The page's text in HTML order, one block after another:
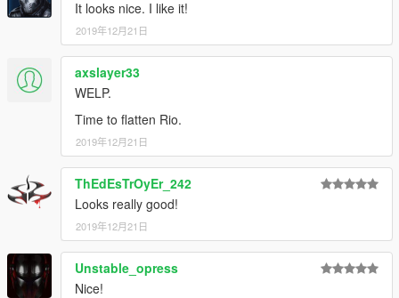
It looks nice. I like it!
2019年12月21日
axslayer33
WELP.
Time to flatten Rio.
2019年12月21日
ThEdEsTrOyEr_242
Looks really good!
2019年12月21日
Unstable_opress
Nice!